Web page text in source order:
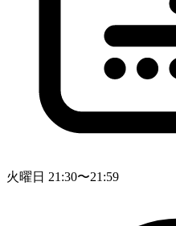
火曜日 21:30〜21:59